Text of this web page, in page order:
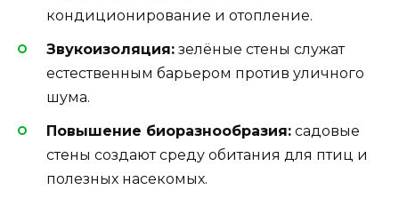
кондиционирование и отопление.
Звукоизоляция: зелёные стены служат
естественным барьером против уличного
шума.
Повышение биоразнообразия: садовые
стены создают среду обитания для птиц и
полезных насекомых.